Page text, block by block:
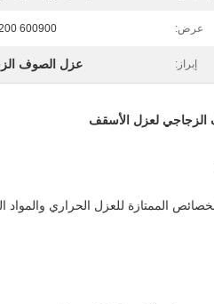
عرض: 600900 1200 ملم
إبراز: عزل الصوف
الزجاجي لعزل الأسقف
الممتازة للعزل الحراري والمواد